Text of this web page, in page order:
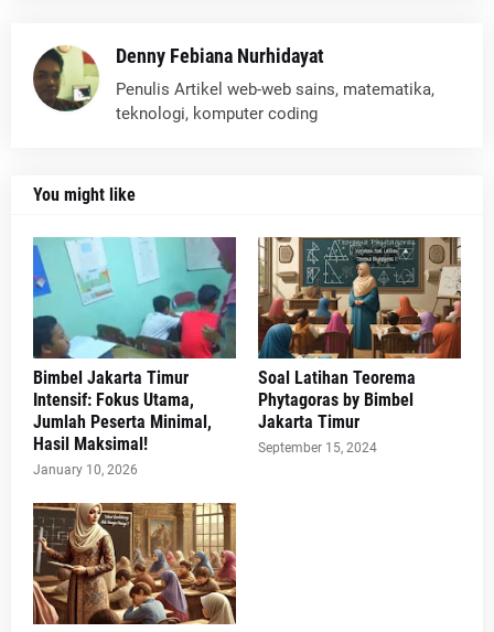
Denny Febiana Nurhidayat
Penulis Artikel web-web sains, matematika,
teknologi, komputer coding
You might like
Bimbel Jakarta Timur
Intensif: Fokus Utama,
Jumlah Peserta Minimal,
Hasil Maksimal!
January 10, 2026
Soal Latihan Teorema
Phytagoras by Bimbel
Jakarta Timur
September 15, 2024